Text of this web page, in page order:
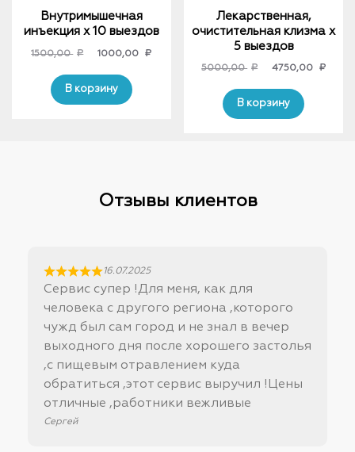
Внутримышечная
инъекция х 10 выездов
1500,00 ₽
Original
was:
1500,00 ₽.
1000,00 ₽Current
В корзину
Лекарственная,
очистительная клизма x
5 выездов
5000,00 ₽
Original
was:
5000,00 ₽.
4750,00 ₽
В корзину
Отзывы клиентов
16.07.2025
Сервис супер !Для меня, как для
человека с другого региона ,которого
чужд был сам город и не знал в вечер
выходного дня после хорошего застолья
,с пищевым отравлением куда
обратиться ,этот сервис выручил !Цены
отличные ,работники вежливые
Сергей